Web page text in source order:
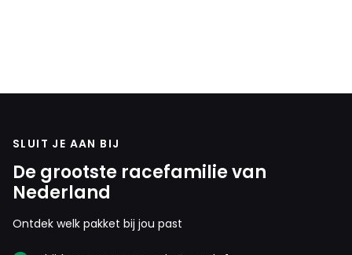
SLUIT JE AAN BIJ
De grootste racefamilie van
Nederland
Ontdek welk pakket bij jou past